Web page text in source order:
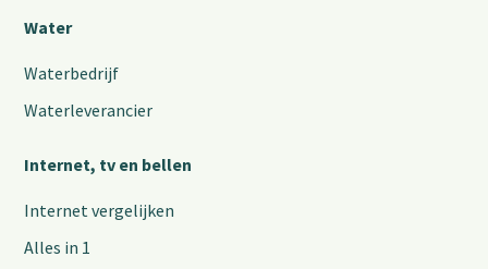
Water
Waterbedrijf
Waterleverancier
Internet, tv en bellen
Internet vergelijken
Alles in 1